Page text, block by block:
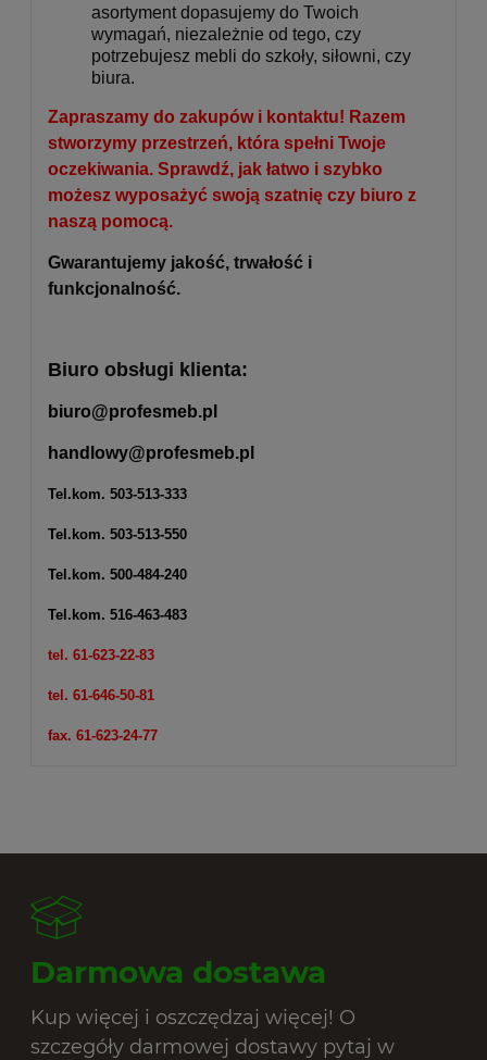
asortyment dopasujemy do Twoich
wymagań, niezależnie od tego, czy
potrzebujesz mebli do szkoły, siłowni, czy
biura.
Zapraszamy do zakupów i kontaktu! Razem
stworzymy przestrzeń, która spełni Twoje
oczekiwania. Sprawdź, jak łatwo i szybko
możesz wyposażyć swoją szatnię czy biuro z
naszą pomocą.
Gwarantujemy jakość, trwałość i
funkcjonalność.
Biuro obsługi klienta:
biuro@profesmeb.pl
handlowy@profesmeb.pl
Tel.kom. 503-513-333
Tel.kom. 503-513-550
Tel.kom. 500-484-240
Tel.kom. 516-463-483
tel. 61-623-22-83
tel. 61-646-50-81
fax. 61-623-24-77
Darmowa dostawa
Kup więcej i oszczędzaj więcej! O
szczegóły darmowej dostawy pytaj w